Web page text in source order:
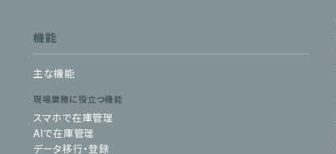
機能
主な機能
現場業務に役立つ機能
スマホで在庫管理
AIで在庫管理
データ移行・登録